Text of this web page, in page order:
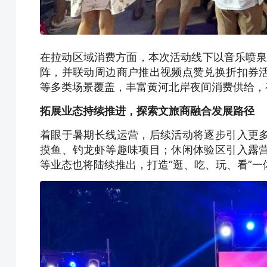
在拉动区域消费方面，本次活动线下以音乐喷
阵，并联动周边商户推出视频点赞兑换折扣券
等多类场景覆盖，丰富黄河北岸夜间消费供给
拓展业态持续推进，探索文旅商融合发展路径
着眼于暑期长线运营，后续活动将逐步引入更
摸鱼、钓龙虾等趣味项目；休闲体验区引入露
等业态也将陆续推出，打造“逛、吃、玩、看”